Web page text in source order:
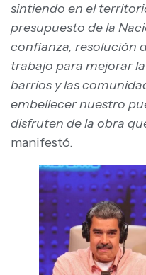
sintiendo en el
presupuesto de la
confianza, resolución
trabajo para mejorar
barrios y las
embellecer nuestro
disfruten de la obra
manifestó.